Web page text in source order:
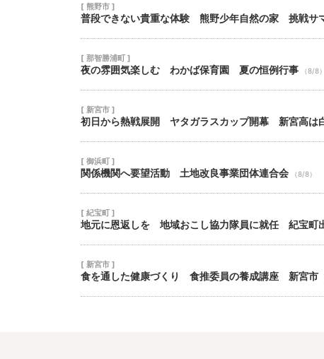
[ 熊野市 ]
普段できない貴重な体験 熊野少年自然の家 挑戦サ
[ 那智勝浦町 ]
夜の雰囲気楽しむ わかば保育園 夏の恒例行事 （8/8）
[ 新宮市 ]
初日から熱戦展開 ヤタガラスカップ開幕 新宮高は
[ 御浜町 ]
関係機関へ要望活動 土地改良事業団体連合会 （8/8）
[ 紀宝町 ]
地元に恩返しを 地域おこし協力隊員に就任 紀宝町
[ 新宮市 ]
食を通した健康づくり 食推委員の養成講座 新宮市